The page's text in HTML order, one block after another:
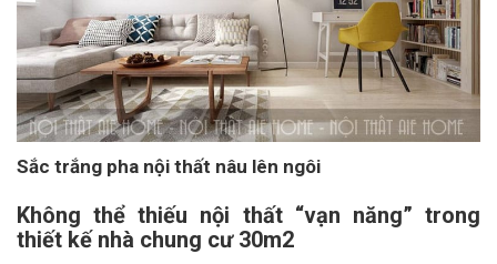
Sắc trắng pha nội thất nâu lên ngôi
Không thể thiếu nội thất “vạn năng” trong
thiết kế nhà chung cư 30m2